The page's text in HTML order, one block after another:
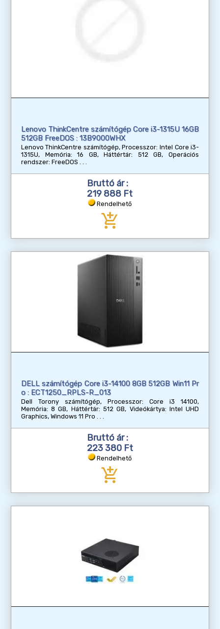
Lenovo ThinkCentre számítógép Core i3-1315U 16GB
512GB FreeDOS : 13B9000WHX
Lenovo ThinkCentre számítógép, Processzor: Intel Core i3-
1315U, Memória: 16 GB, Háttértár: 512 GB, Operációs
rendszer: FreeDOS
Bruttó ár :
219 888 Ft
Rendelhető
add_shopping_cart
DELL számítógép Core i3-14100 8GB 512GB Win11 Pr
o : ECT1250_RPLS-R_013
Dell Torony számítógép, Processzor: Core i3 14100,
Memória: 8 GB, Háttértár: 512 GB, Videókártya: Intel UHD
Graphics, Windows 11 Pro
Bruttó ár :
223 380 Ft
Rendelhető
add_shopping_cart